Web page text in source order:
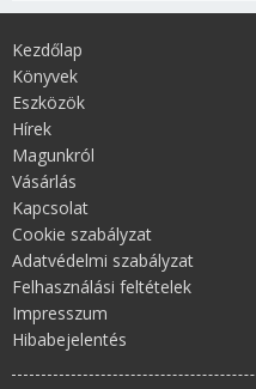
Kezdőlap
Könyvek
Eszközök
Hírek
Magunkról
Vásárlás
Kapcsolat
Cookie szabályzat
Adatvédelmi szabályzat
Felhasználási feltételek
Impresszum
Hibabejelentés